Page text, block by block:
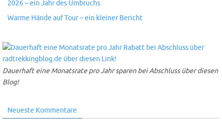
2026 – ein Jahr des Umbruchs
Warme Hände auf Tour – ein kleiner Bericht
Dauerhaft eine Monatsrate pro Jahr sparen bei Abschluss über diesen
Blog!
Neueste Kommentare